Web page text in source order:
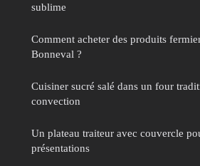
sublime
Comment acheter des produits
Bonneval ?
Cuisiner sucré salé dans un four
convection
Un plateau traiteur avec couvercle
présentations